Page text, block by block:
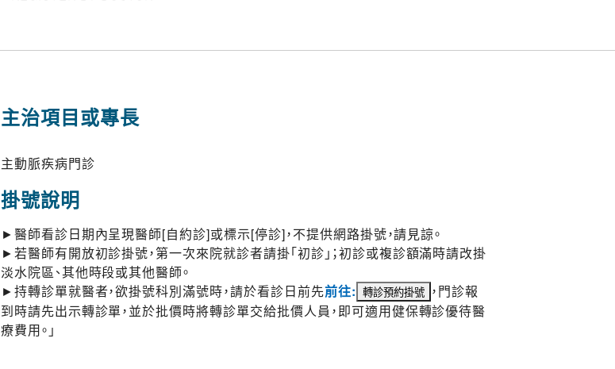
主治項目或專長
主動脈疾病門診
掛號說明
►醫師看診日期內呈現醫師[自約診]或標示[停診]，不提供網路掛號，請見諒。
►若醫師有開放初診掛號，第一次來院就診者請掛「初診」；初診或複診額滿時請改掛
淡水院區、其他時段或其他醫師。
►持轉診單就醫者，欲掛號科別滿號時，請於看診日前先前往:
，門診報
到時請先出示轉診單，並於批價時將轉診單交給批價人員，即可適用健保轉診優待醫
療費用。」